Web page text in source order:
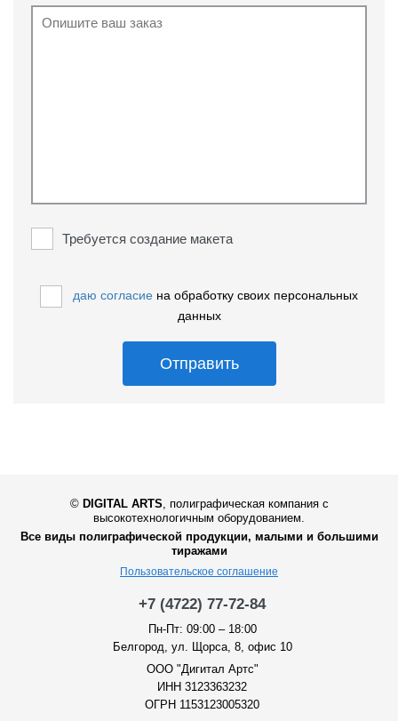
Требуется создание макета
даю согласие на обработку своих персональных
данных
Отправить
© DIGITAL ARTS
полиграфическая компания с
высокотехнологичным оборудованием.
Все виды полиграфической продукции, малыми и большими
тиражами
Пользовательское соглашение
+7 (4722) 77-72-84
Пн-Пт: 09:00 – 18:00
Белгород, ул. Щорса, 8, офис 10
ООО "Дигитал Артс"
ИНН 3123363232
ОГРН 1153123005320